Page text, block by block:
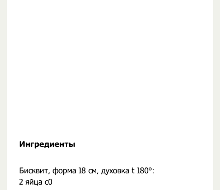
Ингредиенты
Бисквит, форма 18 см, духовка t 180°:
2 яйца с0